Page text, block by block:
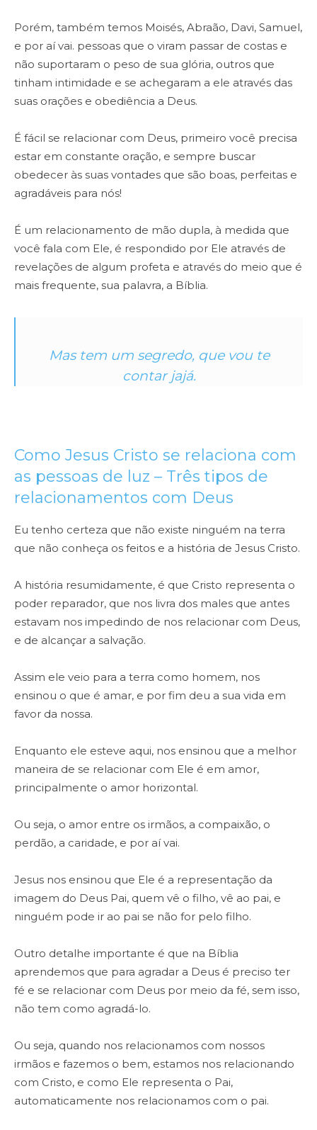
Porém, também temos Moisés, Abraão, Davi, Samuel,
e por aí vai. pessoas que o viram passar de costas e
não suportaram o peso de sua glória, outros que
tinham intimidade e se achegaram a ele através das
suas orações e obediência a Deus.
É fácil se relacionar com Deus, primeiro você precisa
estar em constante oração, e sempre buscar
obedecer às suas vontades que são boas, perfeitas e
agradáveis para nós!
É um relacionamento de mão dupla, à medida que
você fala com Ele, é respondido por Ele através de
revelações de algum profeta e através do meio que é
mais frequente, sua palavra, a Bíblia.
Mas tem um segredo, que vou te
contar jajá.
Como Jesus Cristo se relaciona com
as pessoas de luz – Três tipos de
relacionamentos com Deus
Eu tenho certeza que não existe ninguém na terra
que não conheça os feitos e a história de Jesus Cristo.
A história resumidamente, é que Cristo representa o
poder reparador, que nos livra dos males que antes
estavam nos impedindo de nos relacionar com Deus,
e de alcançar a salvação.
Assim ele veio para a terra como homem, nos
ensinou o que é amar, e por fim deu a sua vida em
favor da nossa.
Enquanto ele esteve aqui, nos ensinou que a melhor
maneira de se relacionar com Ele é em amor,
principalmente o amor horizontal.
Ou seja, o amor entre os irmãos, a compaixão, o
perdão, a caridade, e por aí vai.
Jesus nos ensinou que Ele é a representação da
imagem do Deus Pai, quem vê o filho, vê ao pai, e
ninguém pode ir ao pai se não for pelo filho.
Outro detalhe importante é que na Bíblia
aprendemos que para agradar a Deus é preciso ter
fé e se relacionar com Deus por meio da fé, sem isso,
não tem como agradá-lo.
Ou seja, quando nos relacionamos com nossos
irmãos e fazemos o bem, estamos nos relacionando
com Cristo, e como Ele representa o Pai,
automaticamente nos relacionamos com o pai.